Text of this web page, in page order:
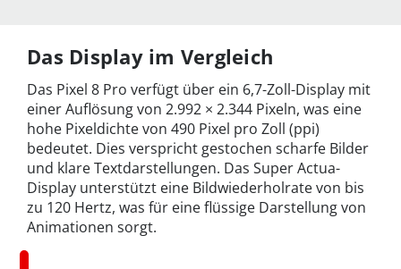
Das Display im Vergleich
Das Pixel 8 Pro verfügt über ein 6,7-Zoll-Display mit
einer Auflösung von 2.992 × 2.344 Pixeln, was eine
hohe Pixeldichte von 490 Pixel pro Zoll (ppi)
bedeutet. Dies verspricht gestochen scharfe Bilder
und klare Textdarstellungen. Das Super Actua-
Display unterstützt eine Bildwiederholrate von bis
zu 120 Hertz, was für eine flüssige Darstellung von
Animationen sorgt.